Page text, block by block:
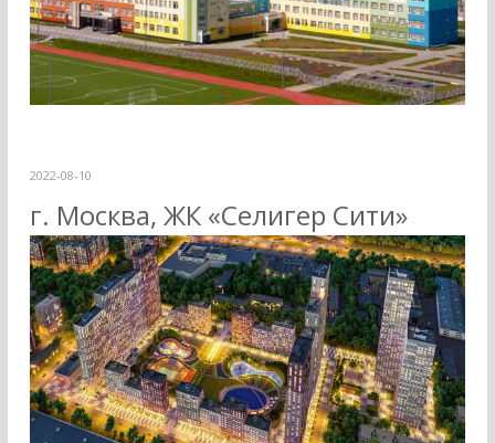
2022-08-10
г. Москва, ЖК «Селигер Сити»